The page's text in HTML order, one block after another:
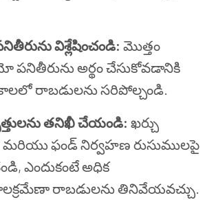
విశ్లేషించండి: మొత్తం
అర్థం చేసుకోవడానికి
రాబడులను సరిపోల్చండి.
తనిఖీ చేయండి: ఖర్చు
మరియు ఫండ్ నిర్వహణ రుసుములపై
ఎందుకంటే అధిక
రాబడులను తినివేయవచ్చు.